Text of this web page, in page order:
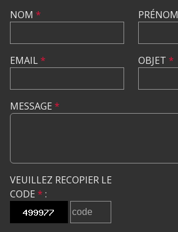
NOM *
EMAIL*
PRÉNOM
OBJET *
MESSAGE *
VEUILLEZ RECOPIER LE
CODE * :